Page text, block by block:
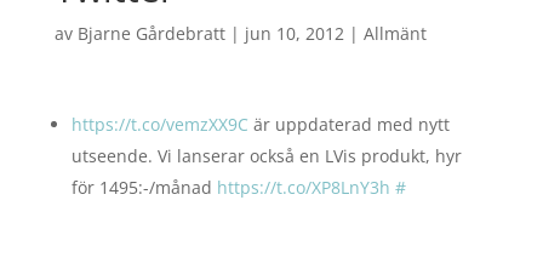
av Bjarne Gårdebratt| jun 10, 2012| Allmänt
https://t.co/vemzXX9C är uppdaterad med nytt
utseende. Vi lanserar också en LVis produkt, hyr
för 1495:-/månad https://t.co/XP8LnY3h #